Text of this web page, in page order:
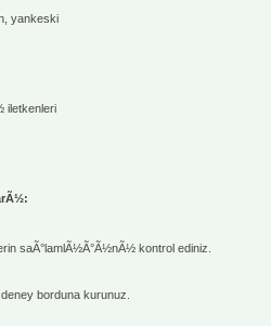
,yankeski
iletkenleri
saÃ°lamlÃ½Ã°Ã½nÃ½ kontrol ediniz.
deney bordunakurunuz.